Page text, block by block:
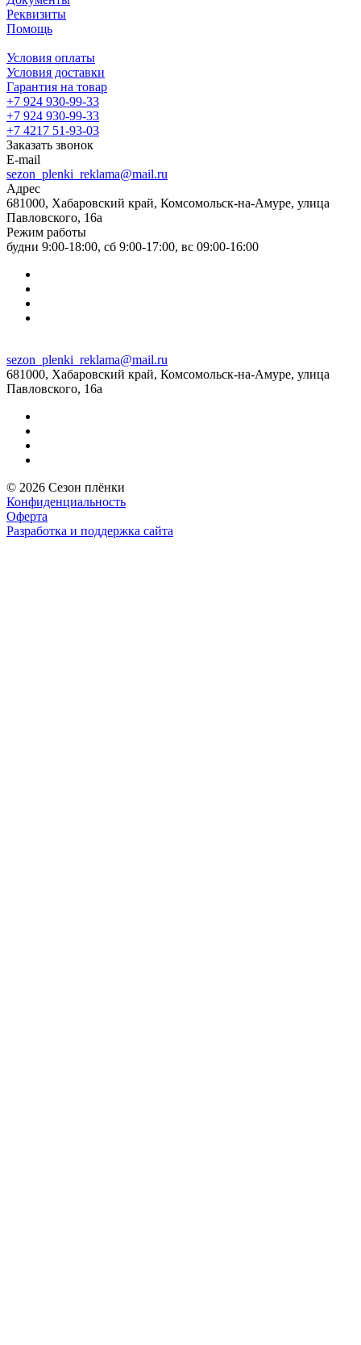
Реквизиты
Помощь
Условия оплаты
Условия доставки
Гарантия на товар
+7 924 930-99-33
+7 924 930-99-33
+7 4217 51-93-03
Заказать звонок
E-mail
sezon_plenki_reklama@mail.ru
Адрес
681000, Хабаровский край, Комсомольск-на-Амуре, улица
Павловского, 16а
Режим работы
будни 9:00-18:00, сб 9:00-17:00, вс 09:00-16:00
sezon_plenki_reklama@mail.ru
681000, Хабаровский край, Комсомольск-на-Амуре, улица
Павловского, 16а
© 2026 Сезон плёнки
Конфиденциальность
Оферта
Разработка и поддержка сайта